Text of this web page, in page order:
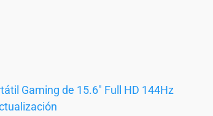
Gaming de 15.6″ Full HD 144Hz